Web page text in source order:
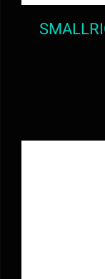
Fonds et
En savoir